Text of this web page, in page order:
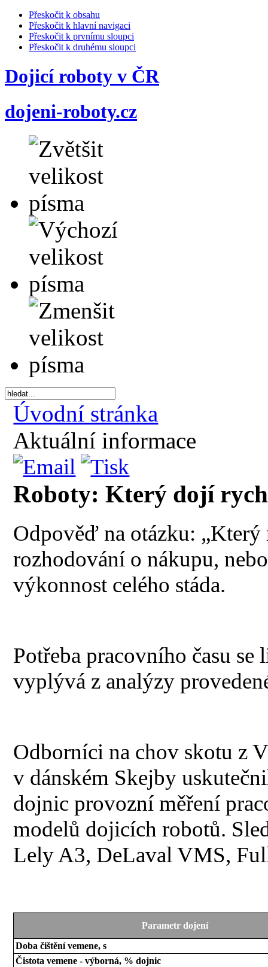
Přeskočit k obsahu
Přeskočit k hlavní navigaci
Přeskočit k prvnímu sloupci
Přeskočit k druhému sloupci
Dojicí roboty v ČR
dojeni-roboty.cz
Úvodní stránka
Aktuální informace
Roboty: Který dojí
Odpověď na otázku:
rozhodování o nákupu,
výkonnost celého stáda.
Potřeba pracovního času
vyplývá z analýzy
Odborníci na chov skotu z
v dánském Skejby
dojnic provozní měření
modelů dojicích robotů.
Lely A3, DeLaval VMS,
Parametr dojení
Doba čištění vemene, s
Čistota vemene - výborná, % dojnic